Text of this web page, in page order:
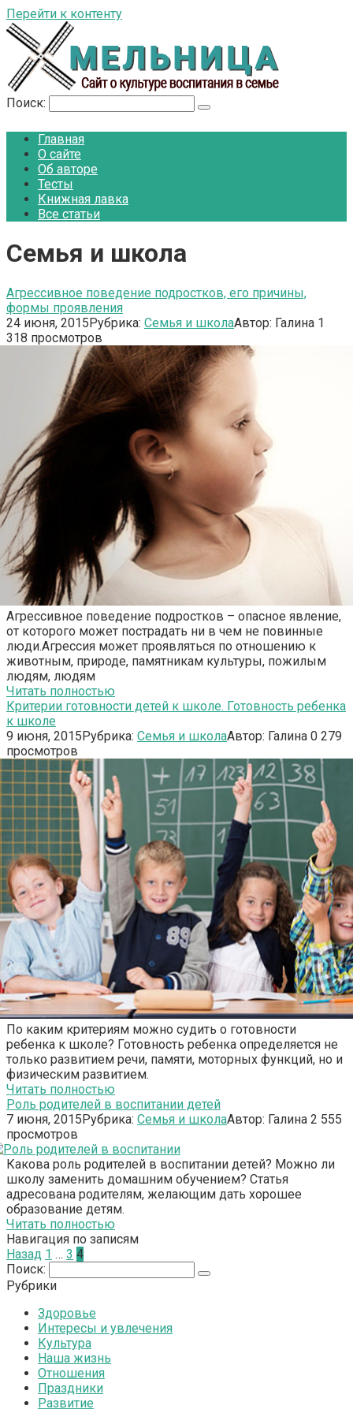
Перейти к контенту
Поиск:
Главная
О сайте
Об авторе
Тесты
Книжная лавка
Все статьи
Семья и школа
Агрессивное поведение подростков, его причины,
формы проявления
24 июня, 2015Рубрика: Семья и школаАвтор: Галина 1
318 просмотров
Агрессивное поведение подростков – опасное явление,
от которого может пострадать ни в чем не повинные
люди.Агрессия может проявляться по отношению к
животным, природе, памятникам культуры, пожилым
людям, людям
Читать полностью
Критерии готовности детей к школе. Готовность ребенка
к школе
9 июня, 2015Рубрика: Семья и школаАвтор: Галина 0 279
просмотров
По каким критериям можно судить о готовности
ребенка к школе? Готовность ребенка определяется не
только развитием речи, памяти, моторных функций, но и
физическим развитием.
Читать полностью
Роль родителей в воспитании детей
7 июня, 2015Рубрика: Семья и школаАвтор: Галина 2 555
просмотров
Какова роль родителей в воспитании детей? Можно ли
школу заменить домашним обучением? Статья
адресована родителям, желающим дать хорошее
образование детям.
Читать полностью
Навигация по записям
Назад 1 … 3 4
Поиск:
Рубрики
Здоровье
Интересы и увлечения
Культура
Наша жизнь
Отношения
Праздники
Развитие